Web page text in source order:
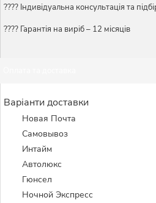
????️ Індивідуальна консультація та
???? Гарантія на виріб – 12 місяців
Варіанти доставки
Новая Почта
Самовывоз
Интайм
Автолюкс
Гюнсел
Ночной Экспресс